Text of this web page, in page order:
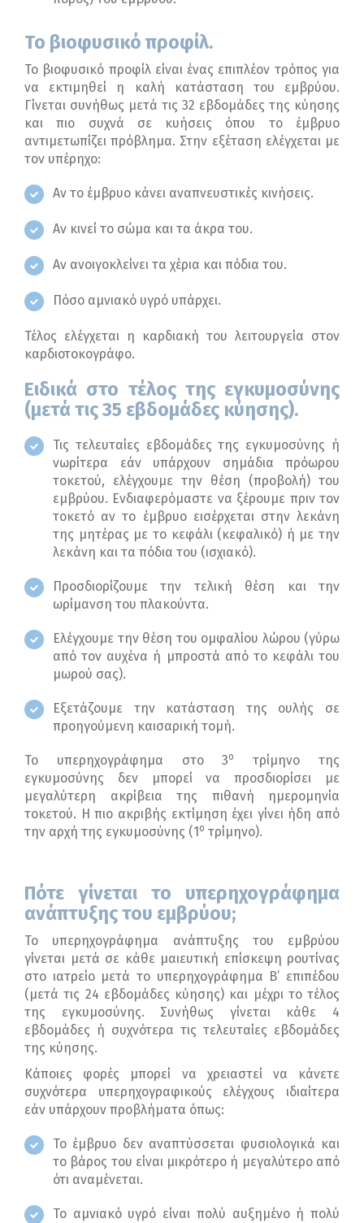
Το βιοφυσικό προφίλ.
Το βιοφυσικό προφίλ είναι ένας επιπλέον τρόπος για
να εκτιμηθεί η καλή κατάσταση του εμβρύου.
Γίνεται συνήθως μετά τις 32 εβδομάδες της κύησης
και πιο συχνά σε κυήσεις όπου το έμβρυο
αντιμετωπίζει πρόβλημα. Στην εξέταση ελέγχεται με
τον υπέρηχο:
Αν το έμβρυο κάνει αναπνευστικές κινήσεις.
Αν κινεί το σώμα και τα άκρα του.
Αν ανοιγοκλείνει τα χέρια και πόδια του.
Πόσο αμνιακό υγρό υπάρχει.
Τέλος ελέγχεται η καρδιακή του λειτουργεία στον
καρδιοτοκογράφο.
Ειδικά στο τέλος της εγκυμοσύνης
(μετά τις 35 εβδομάδες κύησης).
Τις τελευταίες εβδομάδες της εγκυμοσύνης ή
νωρίτερα εάν υπάρχουν σημάδια πρόωρου
τοκετού, ελέγχουμε την θέση (προβολή) του
εμβρύου. Ενδιαφερόμαστε να ξέρουμε πριν τον
τοκετό αν το έμβρυο εισέρχεται στην λεκάνη
της μητέρας με το κεφάλι (κεφαλικό) ή με την
λεκάνη και τα πόδια του (ισχιακό).
Προσδιορίζουμε την τελική θέση και την
ωρίμανση του πλακούντα.
Ελέγχουμε την θέση του ομφαλίου λώρου (γύρω
από τον αυχένα ή μπροστά από το κεφάλι του
μωρού σας).
Εξετάζουμε την κατάσταση της ουλής σε
προηγούμενη καισαρική τομή.
Το υπερηχογράφημα στο 3ο
τρίμηνο της
εγκυμοσύνης δεν μπορεί να προσδιορίσει με
μεγαλύτερη ακρίβεια της πιθανή ημερομηνία
τοκετού. Η πιο ακριβής εκτίμηση έχει γίνει ήδη από
την αρχή της εγκυμοσύνης (1 ο τρίμηνο).
Πότε γίνεται το υπερηχογράφημα
ανάπτυξης του εμβρύου;
Το υπερηχογράφημα ανάπτυξης του εμβρύου
γίνεται μετά σε κάθε μαιευτική επίσκεψη ρουτίνας
στο ιατρείο μετά το υπερηχογράφημα Β’ επιπέδου
(μετά τις 24 εβδομάδες κύησης) και μέχρι το τέλος
της εγκυμοσύνης. Συνήθως γίνεται κάθε 4
εβδομάδες ή συχνότερα τις τελευταίες εβδομάδες
της κύησης.
Κάποιες φορές μπορεί να χρειαστεί να κάνετε
συχνότερα υπερηχογραφικούς ελέγχους ιδιαίτερα
εάν υπάρχουν προβλήματα όπως:
Το έμβρυο δεν αναπτύσσεται φυσιολογικά και
το βάρος του είναι μικρότερο ή μεγαλύτερο από
ότι αναμένεται.
Το αμνιακό υγρό είναι πολύ αυξημένο ή πολύ